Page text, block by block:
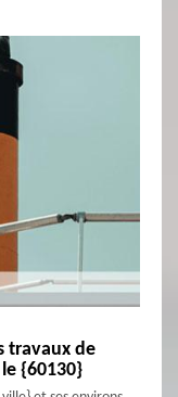
travaux de
{60130}